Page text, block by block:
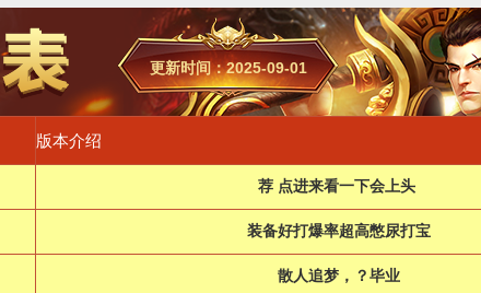
更新时间：2025-09-01
版本介绍
荐 点进来看一下会上头
装备好打爆率超高憋尿打宝
散人追梦，？毕业